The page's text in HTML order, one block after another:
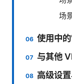
场
使用中
与其他
高级设